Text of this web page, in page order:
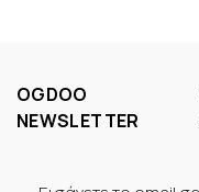
OGDOO
NEWSLETTER